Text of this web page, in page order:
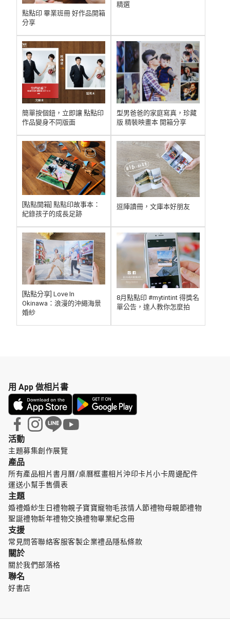
點點印 畢業班冊 好作品開箱
分享
精選
簡單按個鈕，立即讓 點點印
作品變身不同版面
型男爸爸的家庭寫真，珍藏
版 精裝映畫本 開箱分享
[點點開箱] 點點印故事本：
紀錄孩子的成長足跡
逗陣讀冊，文庫本好朋友
[點點分享] Love In
Okinawa：浪漫的沖繩海景
婚紗
8月點點印 #mytintint 得獎名
單公告，達人教你怎麼拍
活動
主題募集創作展覽
產品
所有產品相片書月曆/桌曆框畫相片沖印卡片小卡周邊配件
運送小幫手售價表
主題
婚禮婚紗生日禮物親子寶寶寵物毛孩情人節禮物母親節禮物
聖誕禮物新年禮物交換禮物畢業紀念冊
支援
常見問答聯絡客服客製企業禮品隱私條款
關於
關於我們部落格
聯名
好書店
用 App 做相片書